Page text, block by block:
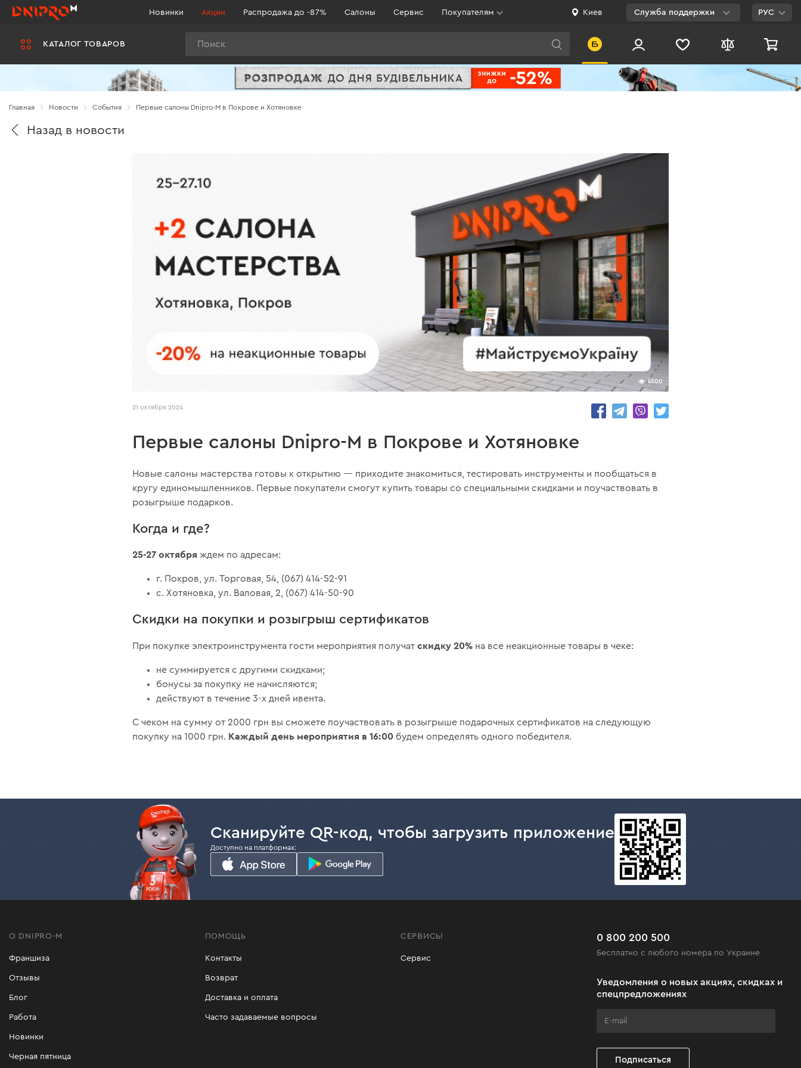
КАТАЛОГ ТОВАРОВ
Новинки Акции Распродажа до -87% Салоны Сервис Покупателям Киев Служба поддержки РУС
Главная Новости Cобытия Первые салоны Dnipro-M в Покрове и Хотяновке
Назад в новости
4500
21 октября 2024
Первые салоны Dnipro-M в Покрове и Хотяновке
Новые салоны мастерства готовы к открытию — приходите знакомиться, тестировать инструменты и пообщаться в
кругу единомышленников. Первые покупатели смогут купить товары со специальными скидками и поучаствовать в
розыгрыше подарков.
Когда и где?
25-27 октября ждем по адресам:
г. Покров, ул. Торговая, 54, (067) 414-52-91
с. Хотяновка, ул. Валовая, 2, (067) 414-50-90
Скидки на покупки и розыгрыш сертификатов
При покупке электроинструмента гости мероприятия получат скидку 20%на все неакционные товары в чеке:
не суммируется с другими скидками;
бонусы за покупку не начисляются;
действуют в течение 3-х дней ивента.
С чеком на сумму от 2000 грн вы сможете поучаствовать в розыгрыше подарочных сертификатов на следующую
покупку на 1000 грн. Каждый день мероприятия в 16:00 будем определять одного победителя.
Сканируйте QR-код, чтобы загрузить приложение
Доступно на платформах:
О DNIPRO-M
Франшиза
Отзывы
Блог
Работа
Новинки
Черная пятница
ПОМОЩЬ
Контакты
Возврат
Доставка и оплата
Часто задаваемые вопросы
СЕРВИСЫ
Сервис
0 800 200 500
Бесплатно с любого номера по Украине
Уведомления о новых акциях, скидках и
спецпредложениях
Подписаться